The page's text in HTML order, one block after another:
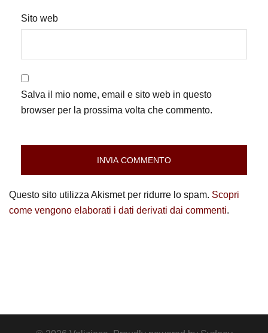
Sito web
Salva il mio nome, email e sito web in questo
browser per la prossima volta che commento.
Questo sito utilizza Akismet per ridurre lo spam. Scopri
come vengono elaborati i dati derivati dai commenti.